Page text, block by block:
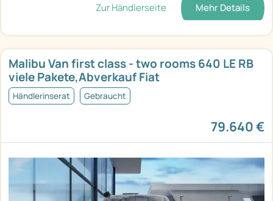
Zur Händlerseite Mehr Details
Malibu Van first class - two rooms 640 LE RB
viele Pakete,Abverkauf Fiat
Händlerinserat Gebraucht
79.640 €